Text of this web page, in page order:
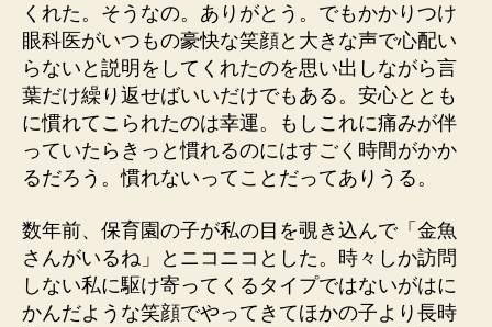
くれた。そうなの。ありがとう。でもかかりつけ
眼科医がいつもの豪快な笑顔と大きな声で心配い
らないと説明をしてくれたのを思い出しながら言
葉だけ繰り返せばいいだけでもある。安心ととも
に慣れてこられたのは幸運。もしこれに痛みが伴
っていたらきっと慣れるのにはすごく時間がかか
るだろう。慣れないってことだってありうる。
数年前、保育園の子が私の目を覗き込んで「金魚
さんがいるね」とニコニコとした。時々しか訪問
しない私に駆け寄ってくるタイプではないがはに
かんだような笑顔でやってきてほかの子より長時